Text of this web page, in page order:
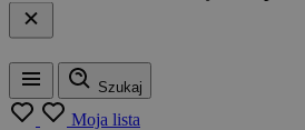
Menu
Szukaj
Moja lista